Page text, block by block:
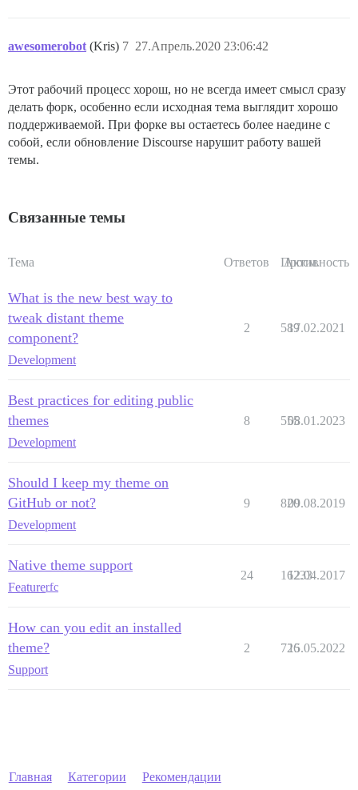
awesomerobot (Kris) 27.Апрель.2020 23:06:42
7
Этот рабочий процесс хорош, но не всегда имеет смысл сразу
делать форк, особенно если исходная тема выглядит хорошо
поддерживаемой. При форке вы остаетесь более наедине с
собой, если обновление Discourse нарушит работу вашей
темы.
Связанные темы
Тема Ответов Просм.
Активность
What is the new best way to
tweak distant theme
component?
Development
2 589
17.02.2021
Best practices for editing public
themes
Development
8 555
08.01.2023
Should I keep my theme on
GitHub or not?
Development
9 820
09.08.2019
Native theme support
Featurerfc
24 16233
12.04.2017
How can you edit an installed
theme?
Support
2 726
15.05.2022
Главная Категории Рекомендации